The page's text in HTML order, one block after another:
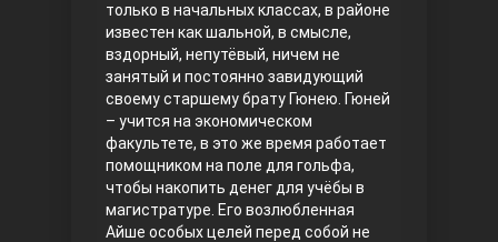
Правосyдие
только в начальных классах, в районе
известен как шальной, в смысле,
вздорный, непутёвый, ничем не
занятый и постоянно завидующий
своему старшему брату Гюнею. Гюней
– учится на экономическом
факультете, в это же время работает
помощником на поле для гольфа,
чтобы накопить денег для учёбы в
магистратуре. Его возлюбленная
Айше особых целей перед собой не